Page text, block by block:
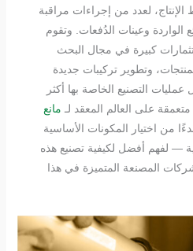
لعدد من إجراءات مراقبة
الواردة وعينات الدُفعات. وتقوم
كبيرة في مجال البحث
وتطوير تركيبات جديدة
التصنيع الخاصة بها أكثر
على العالم المعقد لـ مانع
من اختيار المكونات الأساسية
— لفهم أفضل لكيفية تصنيع هذه
المصنعة المتميزة في هذا